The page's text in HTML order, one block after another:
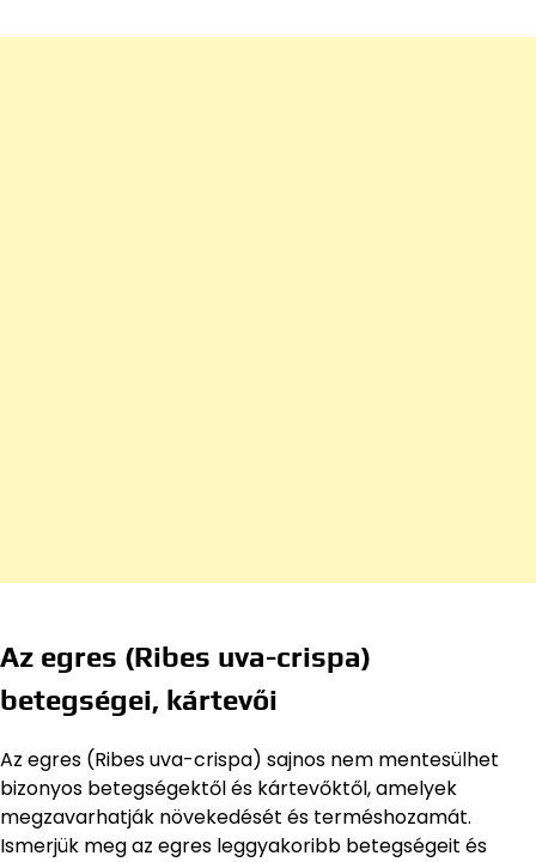
Az egres (Ribes uva-crispa)
betegségei, kártevői
Az egres (Ribes uva-crispa) sajnos nem mentesülhet
bizonyos betegségektől és kártevőktől, amelyek
megzavarhatják növekedését és terméshozamát.
Ismerjük meg az egres leggyakoribb betegségeit és